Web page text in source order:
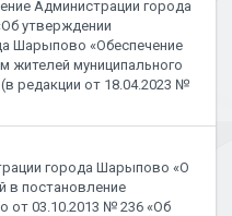
Администрации города
утверждении
Шарыпово «Обеспечение
муниципального
редакции от 18.04.2023 №
города Шарыпово «О
в постановление
от 03.10.2013 № 236 «Об